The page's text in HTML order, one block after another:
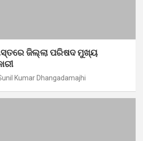
ଜିଲ୍ଲା ପରିଷଦ ମୁଖ୍ୟ
Kumar Dhangadamajhi